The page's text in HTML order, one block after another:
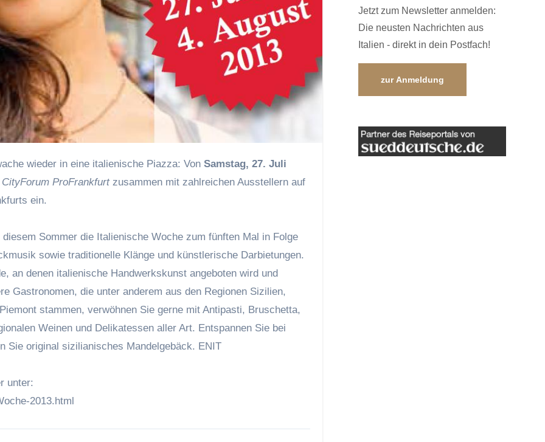
wieder in eine italienische Piazza: Von Samstag, 27. Juli
CityForum ProFrankfurtzusammen mit zahlreichen Ausstellern auf
ein.
Sommer die Italienische Woche zum fünften Mal in Folge
sowie traditionelle Klänge und künstlerische Darbietungen.
an denen italienische Handwerkskunst angeboten wird und
Gastronomen, die unter anderem aus den Regionen Sizilien,
stammen, verwöhnen Sie gerne mit Antipasti, Bruschetta,
Weinen und Delikatessen aller Art. Entspannen Sie bei
Sie original sizilianisches Mandelgebäck. ENIT
unter:
2013.html
Jetzt zum Newsletter anmelden:
Die neusten Nachrichten aus
Italien - direkt in dein Postfach!
zur Anmeldung